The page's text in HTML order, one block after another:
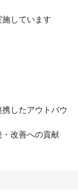
施しています
したアウトバウ
・改善への貢献